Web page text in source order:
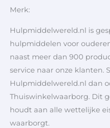
Merk:
Hulpmiddelwereld.nl is
hulpmiddelen voor
naast meer dan 900
service naar onze klanten.
Hulpmiddelwereld.nl dan
Thuiswinkelwaarborg. Dit
houdt aan alle wettelijke
waarborgt.